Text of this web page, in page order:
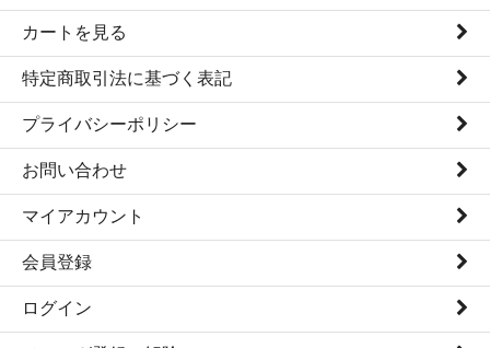
カートを見る
特定商取引法に基づく表記
プライバシーポリシー
お問い合わせ
マイアカウント
会員登録
ログイン